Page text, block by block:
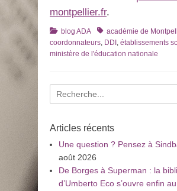
montpellier.fr.
Catégories
blog ADA Tagsacadémie de
coordonnateurs, DDI , établissements
ministère de l'éducation nationale
Recherche
pour
Articles récents
Une question ? Pensez à
août 2026
De Borges à Superman : la
d’Umberto Eco s’ouvre enfin